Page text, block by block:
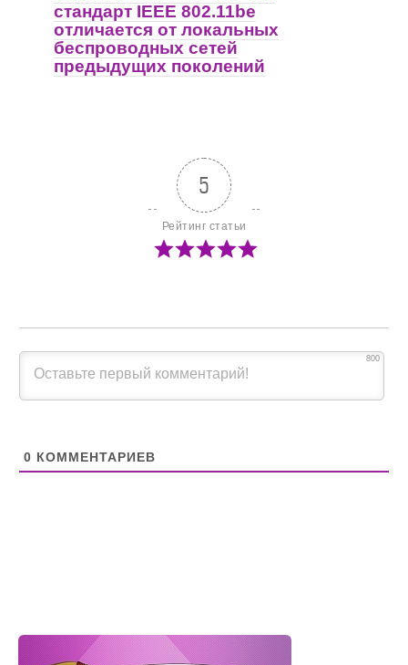
стандарт IEEE 802.11be
отличается от локальных
беспроводных сетей
предыдущих поколений
5
Рейтинг статьи
800
0 КОММЕНТАРИЕВ